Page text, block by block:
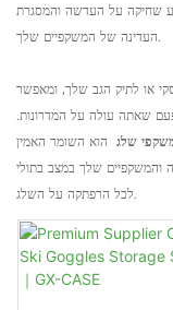
שחיקה על העדשה והמסגרת
העדינה של המשקפיים שלך.
או לתיק הגב שלך, ומאפשר
שאתה עולה על המדרונות.
שלג הוא השומר האמין
והמשקפיים שלך במצב בתולי
לכל הרפתקה על השלג.